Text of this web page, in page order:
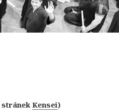
stránekKensei)